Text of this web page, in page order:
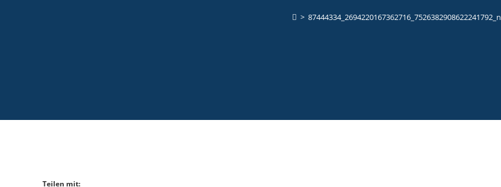
> 87444334_2694220167362716_7526382908622241792_n
Teilen mit: